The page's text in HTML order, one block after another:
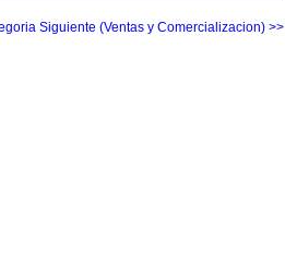
Siguiente (Ventas y Comercializacion) >>